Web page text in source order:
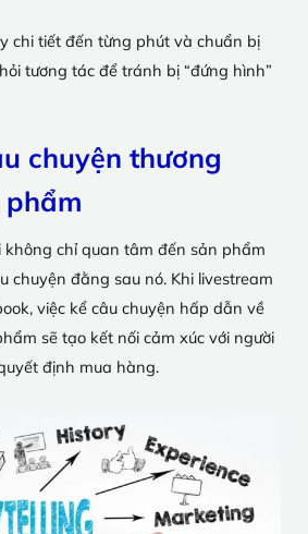
chi tiết đến từng phút và chuẩn bị
tương tác để tránh bị “đứng hình”
chuyện thương
chỉ quan tâm đến sản phẩm
chuyện đằng sau nó. Khi livestream
việc kể câu chuyện hấp dẫn về
sẽ tạo kết nối cảm xúc với người
định mua hàng.